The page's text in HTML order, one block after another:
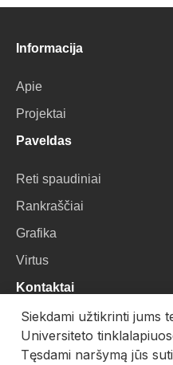
Informacija
Apie
Projektai
Paveldas
Reti spaudiniai
Rankraščiai
Grafika
Virtus
Kontaktai
VU Biblioteka
Universiteto g. 3, LT-
Siekdami užtikrinti jums
Universiteto
Tęsdami naršymą jūs